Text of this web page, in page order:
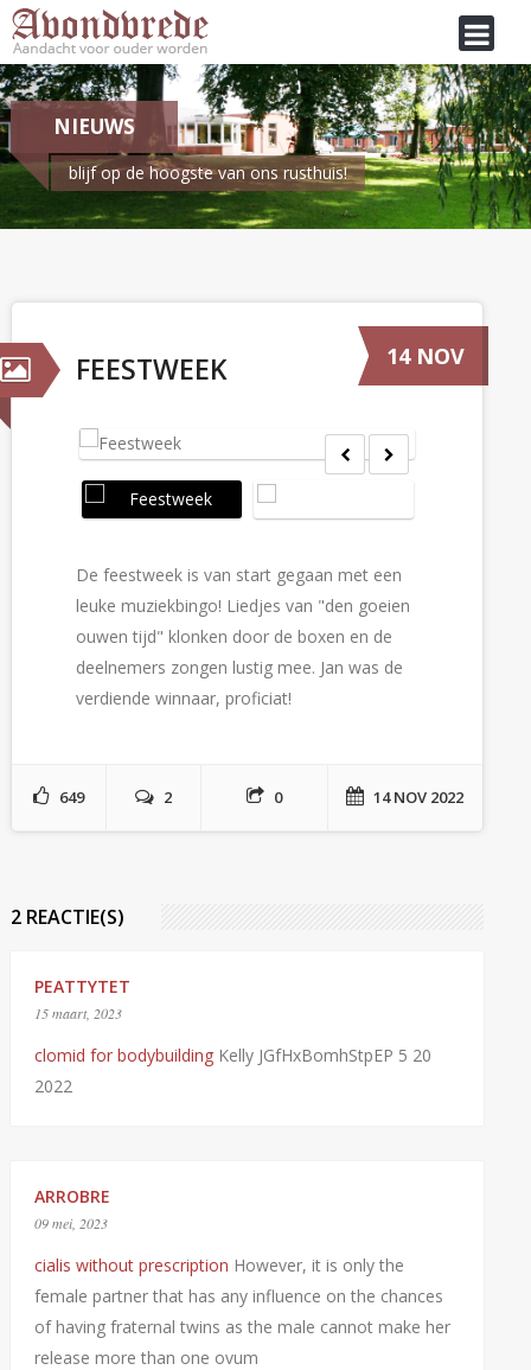
NIEUWS
blijf op de hoogste van ons rusthuis!
Feestweek
FEESTWEEK 14 NOV
De feestweek is van start gegaan met een
leuke muziekbingo! Liedjes van "den goeien
ouwen tijd" klonken door de boxen en de
deelnemers zongen lustig mee. Jan was de
verdiende winnaar, proficiat!
649 2 0 14 NOV 2022
2 REACTIE(S)
PEATTYTET
15 maart, 2023
clomid for bodybuildingKelly JGfHxBomhStpEP 5 20
2022
ARROBRE
09 mei, 2023
cialis without prescription However, it is only the
female partner that has any influence on the chances
of having fraternal twins as the male cannot make her
release more than one ovum